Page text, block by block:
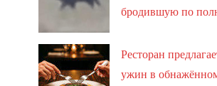
бродившую по
Ресторан
ужин в